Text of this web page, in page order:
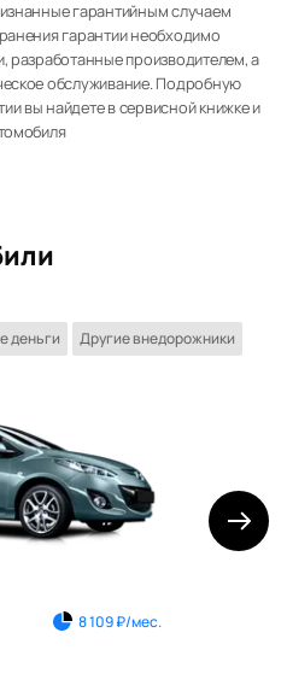
гарантийным случаем
гарантии необходимо
разработанные производителем, а
обслуживание. Подробную
вы найдете в сервисной книжке и
деньги Другие внедорожники
8 109 ₽/мес.